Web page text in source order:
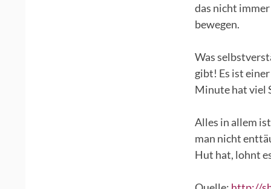
das nicht
bewegen.
Was
gibt! Es ist
Minute hat viel
Alles in allem
man nicht
Hut hat, lohnt